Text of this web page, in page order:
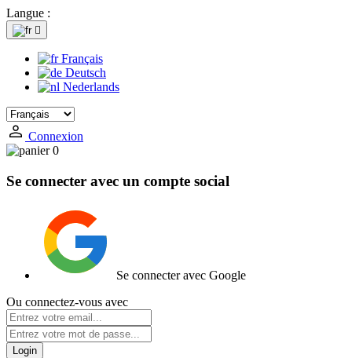
Langue :

Français
Deutsch
Nederlands
Connexion
0
Se connecter avec un compte social
Se connecter avec Google
Ou connectez-vous avec
Login